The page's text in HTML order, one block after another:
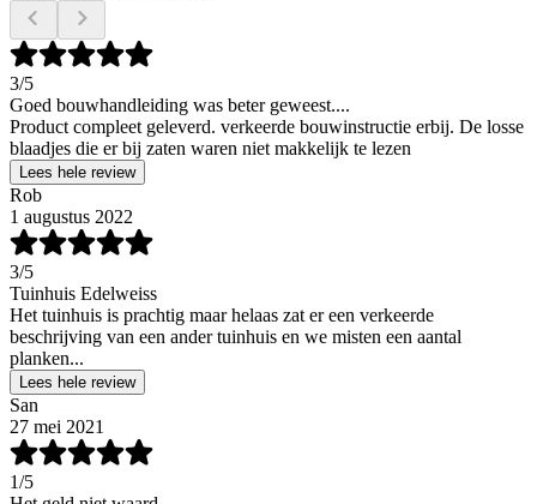
3/5
Goed bouwhandleiding was beter geweest....
Product compleet geleverd. verkeerde bouwinstructie erbij. De losse
blaadjes die er bij zaten waren niet makkelijk te lezen
Lees hele review
Rob
1 augustus 2022
3/5
Tuinhuis Edelweiss
Het tuinhuis is prachtig maar helaas zat er een verkeerde
beschrijving van een ander tuinhuis en we misten een aantal
planken...
Lees hele review
San
27 mei 2021
1/5